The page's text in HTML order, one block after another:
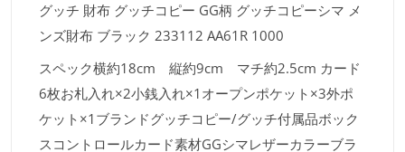
グッチ 財布 グッチコピー GG柄 グッチコピーシマ メ
ンズ財布 ブラック 233112 AA61R 1000
スペック横約18cm 縦約9cm マチ約2.5cm カード
6枚お札入れ×2小銭入れ×1オープンポケット×3外ポ
ケット×1ブランドグッチコピー/グッチ付属品ボック
スコントロールカード素材GGシマレザーカラーブラ